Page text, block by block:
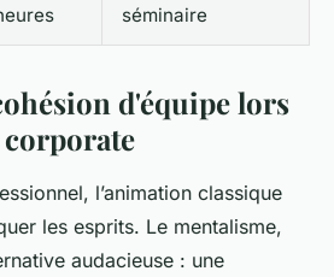
séminaire
d'équipe lors
corporate
l’animation classique
les esprits. Le mentalisme,
audacieuse : une